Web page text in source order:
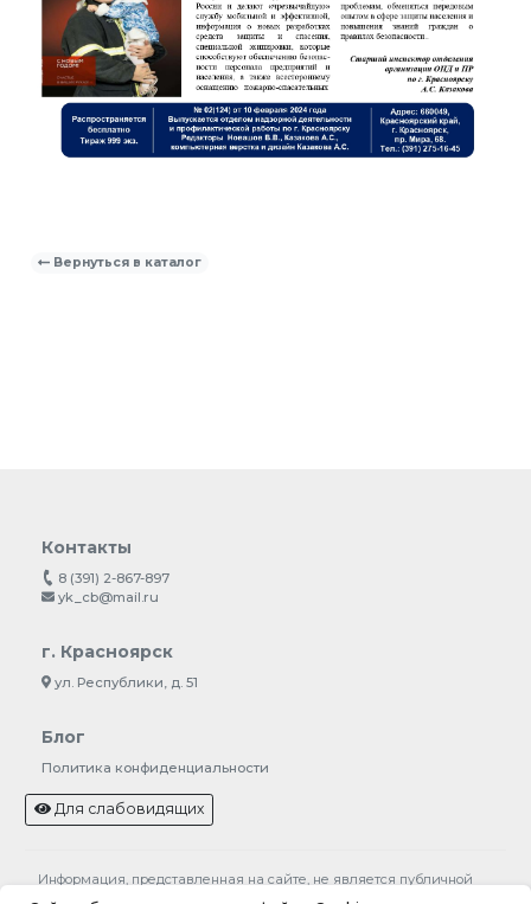
Вернуться в каталог
Контакты
8 (391) 2-867-897
yk_cb@mail.ru
г. Красноярск
ул. Республики, д. 51
Блог
Политика конфиденциальности
Для слабовидящих
Информация, представленная на сайте, не является публичной
офертой